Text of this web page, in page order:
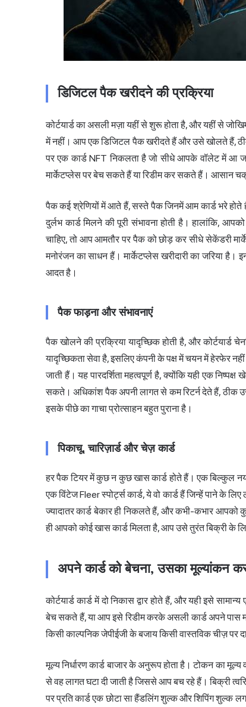
डिजिटल पैक खरीदने की प्रक्रिया
कोर्टयार्ड का असली मज़ा यहीं से शुरू होता है, और यहीं से
में नहीं। आप एक डिजिटल पैक खरीदते हैं और उसे खोलते हैं,
पर एक कार्ड NFT निकलता है जो सीधे आपके वॉलेट में आ
मार्केटप्लेस पर बेच सकते हैं या रिडीम कर सकते हैं। आसान
पैक कई श्रेणियों में आते हैं, सस्ते पैक जिनमें आम कार्ड भरे
दुर्लभ कार्ड मिलने की पूरी संभावना होती है। हालांकि,
चाहिए, तो आप आमतौर पर पैक को छोड़ कर सीधे सेकेंडरी
मनोरंजन का साधन हैं। मार्केटप्लेस खरीदारी का जरिया है।
आदत है।
पैक फाड़ना और संभावनाएं
पैक खोलने की प्रक्रिया यादृच्छिक होती है, और कोर्टयार्ड
यादृच्छिकता सेवा है, इसलिए कंपनी के पक्ष में चयन में हेरफेर
जाती हैं। यह पारदर्शिता महत्वपूर्ण है, क्योंकि यही एक
सकते। अधिकांश पैक अपनी लागत से कम रिटर्न देते हैं, ठीक
इसके पीछे का गाचा प्रोत्साहन बहुत पुराना है।
पिकाचू, चारिज़ार्ड और चेज़ कार्ड
हर पैक टियर में कुछ न कुछ खास कार्ड होते हैं। एक बिल्कुल
एक विंटेज Fleer स्पोर्ट्स कार्ड, ये वो कार्ड हैं जिन्हें पाने के
ज्यादातर कार्ड बेकार ही निकलते हैं, और कभी-कभार
ही आपको कोई खास कार्ड मिलता है, आप उसे तुरंत बिक्री के
अपने कार्ड को बेचना, उसका मूल्यांकन
कोर्टयार्ड कार्ड में दो निकास द्वार होते हैं, और यही इसे
बेच सकते हैं, या आप इसे रिडीम करके असली कार्ड अपने पास
किसी काल्पनिक जेपीईजी के बजाय किसी वास्तविक चीज़ पर
मूल्य निर्धारण कार्ड बाजार के अनुरूप होता है। टोकन का
से वह लागत घटा दी जाती है जिससे आप बच रहे हैं। बिक्री
पर प्रति कार्ड एक छोटा सा हैंडलिंग शुल्क और शिपिंग शुल्क